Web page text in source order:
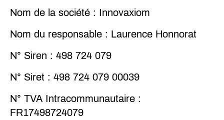
Nom de la société : Innovaxiom
Nom du responsable : Laurence Honnorat
N° Siren : 498 724 079
N° Siret : 498 724 079 00039
N° TVA Intracommunautaire :
FR17498724079